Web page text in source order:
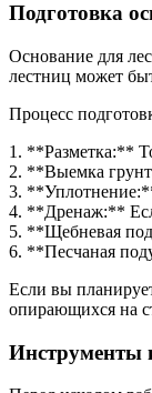
Подготовка
Основание для
лестниц может
Процесс
1. **Разметка:**
2. **Выемка
3.
4. **Дренаж:**
5. **Щебневая
6. **Песчаная
Если вы
опирающихся на
Инструменты